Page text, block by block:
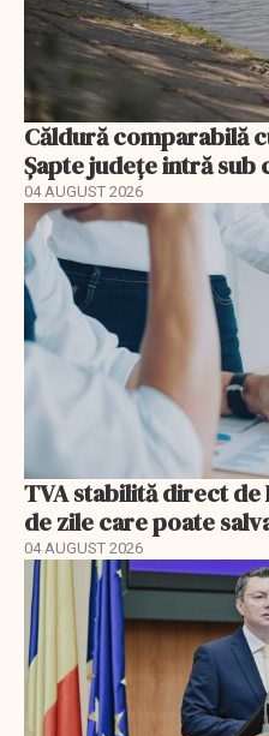
Căldură comparabilă
Șapte județe intră sub
04 AUGUST 2026
TVA stabilită direct de
de zile care poate
04 AUGUST 2026